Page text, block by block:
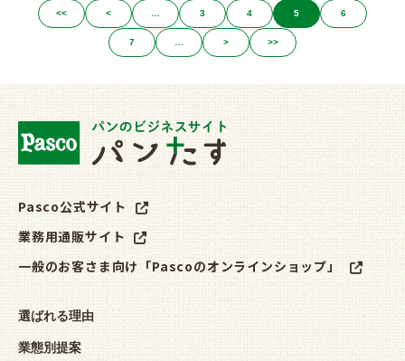
<< < 3 4 5 6
7 > >>
Pasco公式サイト
業務用通販サイト
一般のお客さま向け「Pascoのオンラインショップ」
選ばれる理由
業態別提案